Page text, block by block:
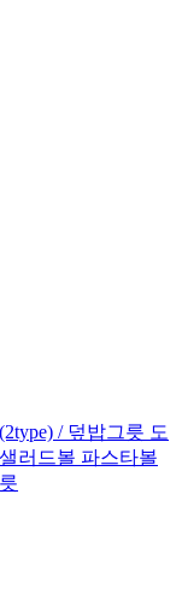
/ 덮밥그릇 도
러드볼 파스타볼